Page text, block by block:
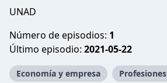
UNAD
Número de episodios: 1
Último episodio: 2021-05-22
Economía y empresa Profesiones